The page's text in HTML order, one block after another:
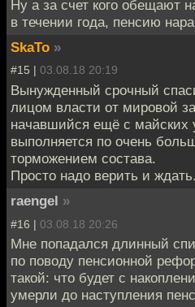
Ну а за счет кого обещают
в течении года, пенсию
SkaTo »
#15 | 03.08.18 20:19
Вынужденный срочный
лицом власти от мировой
начавшийся ещё с майских
выполняется по очень
торможением состава.
Просто надо верить и ждать.
raengel »
#16 | 03.08.18 20:26
Мне попадался длинный
по поводу пенсионной
такой: что будет с
умерли до наступления